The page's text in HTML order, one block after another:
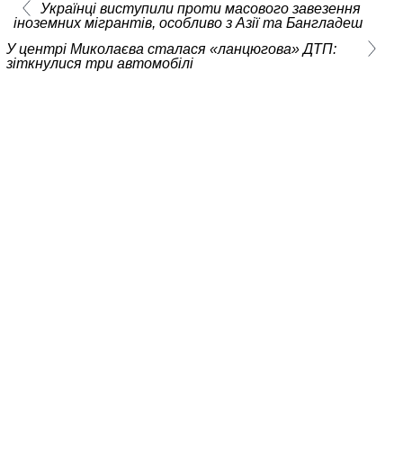
Українці виступили проти масового завезення
іноземних мігрантів, особливо з Азії та Бангладеш
У центрі Миколаєва сталася «ланцюгова» ДТП:
зіткнулися три автомобілі